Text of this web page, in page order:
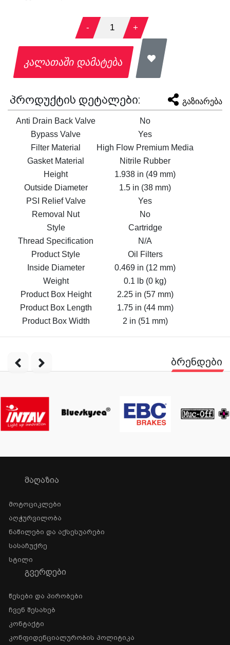
- 1 +
კალათაში დამატება
პროდუქტის დეტალები: გაზიარება
Anti Drain Back Valve
No
Bypass Valve
Yes
Filter Material
High Flow Premium Media
Gasket Material
Nitrile Rubber
Height
1.938 in (49 mm)
Outside Diameter
1.5 in (38 mm)
PSI Relief Valve
Yes
Removal Nut
No
Style
Cartridge
Thread Specification
N/A
Product Style
Oil Filters
Inside Diameter
0.469 in (12 mm)
Weight
0.1 lb (0 kg)
Product Box Height
2.25 in (57 mm)
Product Box Length
1.75 in (44 mm)
Product Box Width
2 in (51 mm)
ბრენდები
ᲛᲐᲦᲐᲖᲘᲐ
Მოტოციკლები
Აღჭურვილობა
Ნაწილები Და Აქსესუარები
Სასაჩუქრე
Სტილი
ᲒᲕᲔᲠᲓᲔᲑᲘ
Წესები Და Პირობები
Ჩვენ Შესახებ
Კონტაქტი
Კონფიდენციალურობის Პოლიტიკა